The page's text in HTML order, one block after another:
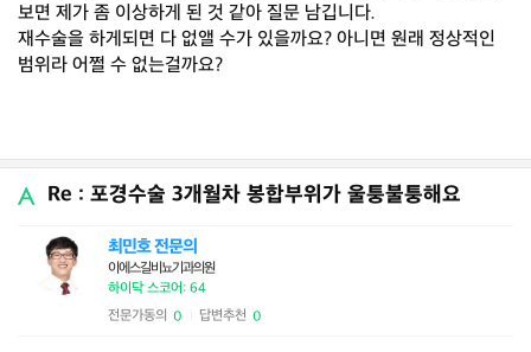
보면 제가 좀 이상하게 된 것 같아 질문 남깁니다.
재수술을 하게되면 다 없앨 수가 있을까요? 아니면 원래 정상적인
범위라 어쩔 수 없는걸까요?
Re : 포경수술 3개월차 봉합부위가 울퉁불퉁해요
최민호 전문의
이에스길비뇨기과의원
하이닥 스코어: 64
전문가동의 0 답변추천 0